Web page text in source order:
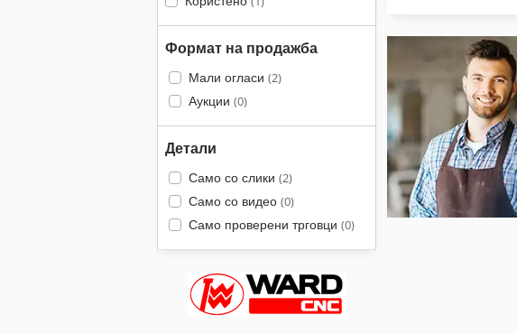
Формат на продажба
Мали огласи (2)
Аукции (0)
Детали
Само со слики (2)
Само со видео (0)
Само проверени трговци (0)
Stavostroj Vp 200